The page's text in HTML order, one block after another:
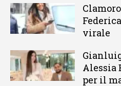
virale
Alessia
per il